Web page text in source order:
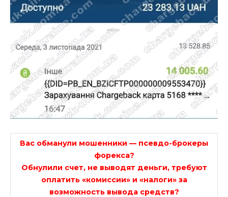
Вас обманули мошенники — псевдо-брокеры
форекса?
Обнулили счет, не выводят деньги, требуют
оплатить «комиссии» и «налоги» за
возможность вывода средств?